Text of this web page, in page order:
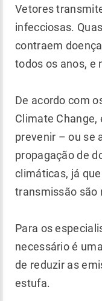
Vetores
infecciosas.
contraem
todos os anos, e
De acordo com
Climate Change,
prevenir – ou se
propagação de
climáticas, já
transmissão são
Para os
necessário é
de reduzir as
estufa.